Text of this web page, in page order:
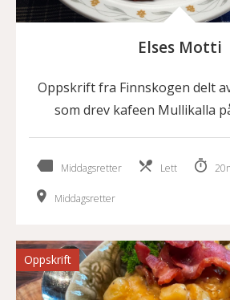
Elses Motti
Oppskrift fra Finnskogen delt
som drev kafeen Mullikalla
Middagsretter Lett
Middagsretter
Oppskrift